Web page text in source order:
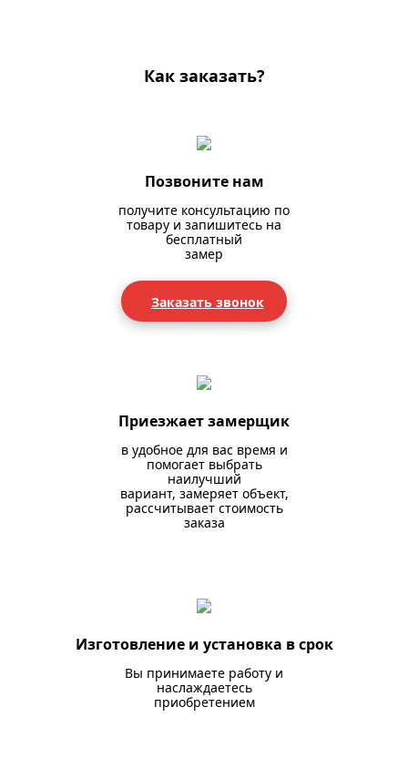
Как заказать?
Позвоните нам
получите консультацию по
товару и запишитесь на
бесплатный
замер
Заказать звонок
Приезжает замерщик
в удобное для вас время и
помогает выбрать
наилучший
вариант, замеряет объект,
рассчитывает стоимость
заказа
Изготовление и установка в срок
Вы принимаете работу и
наслаждаетесь
приобретением